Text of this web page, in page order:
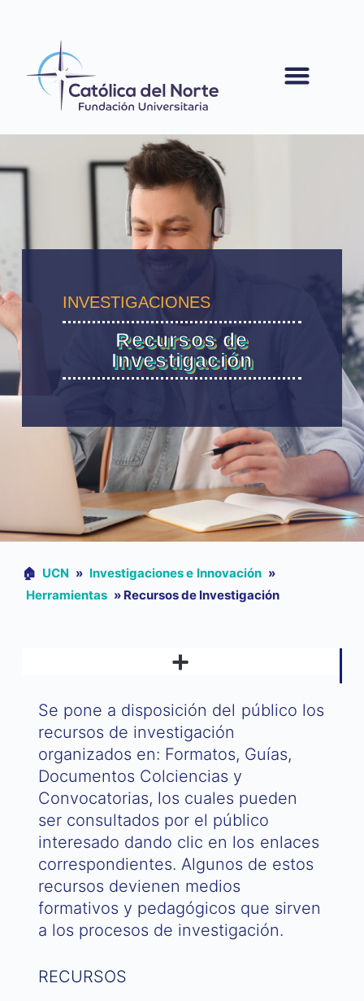
INVESTIGACIONES
Recursos de
Investigación
🏠︎ UCN » Investigaciones e Innovación »
Herramientas » Recursos de Investigación
Se pone a disposición del público los
recursos de investigación
organizados en: Formatos, Guías,
Documentos Colciencias y
Convocatorias, los cuales pueden
ser consultados por el público
interesado dando clic en los enlaces
correspondientes. Algunos de estos
recursos devienen medios
formativos y pedagógicos que sirven
a los procesos de investigación.
RECURSOS